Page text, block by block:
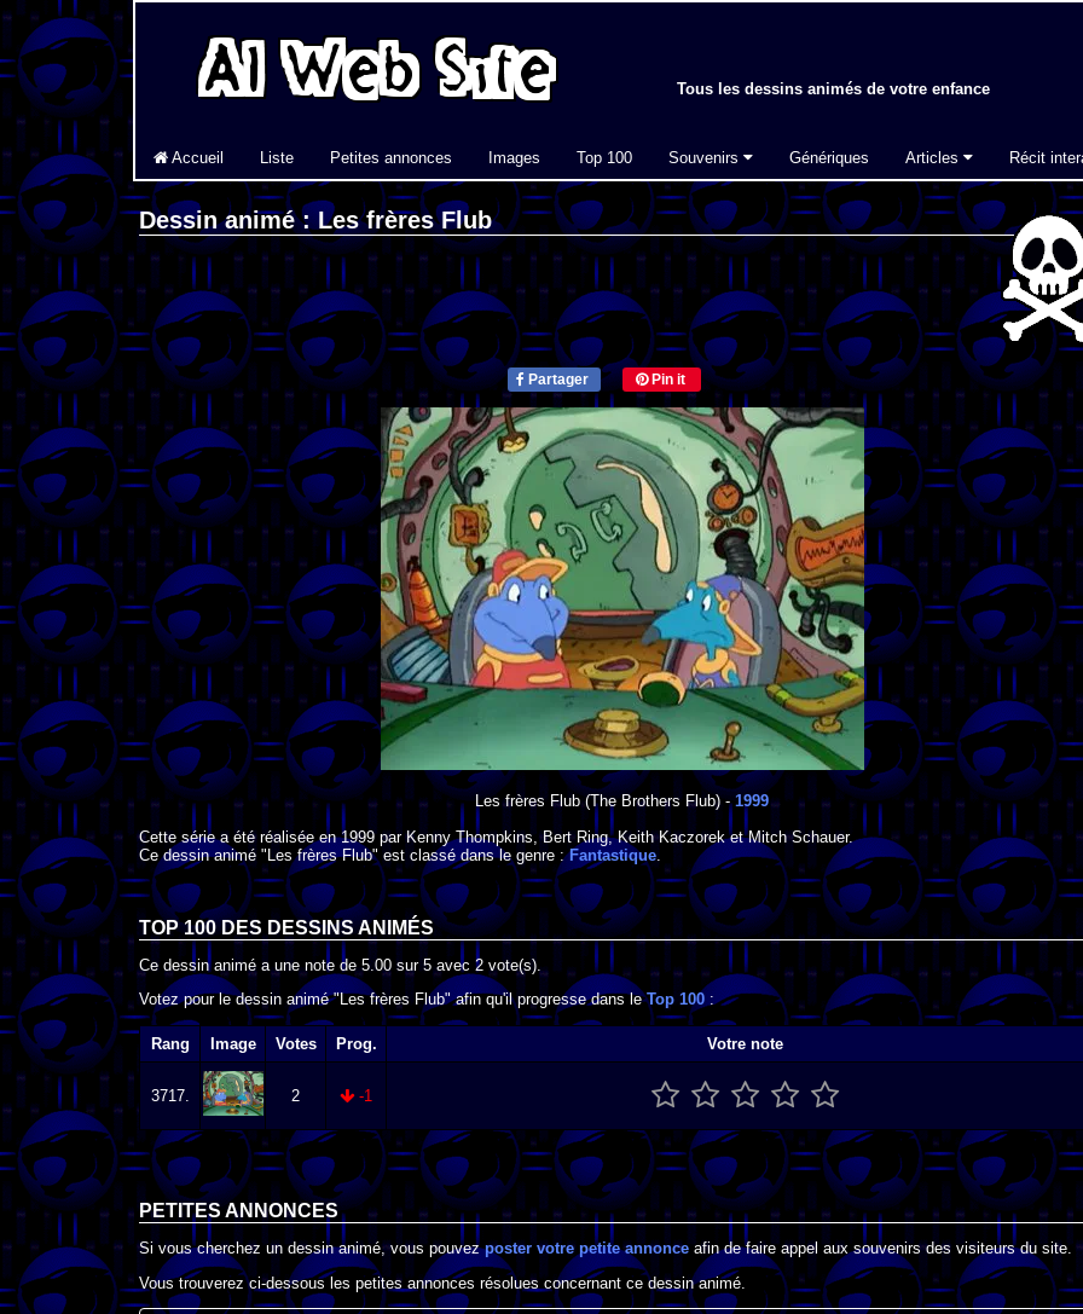
Tous les dessins animés de votre enfance
Accueil Liste Petites annonces Images Top 100 Souvenirs Génériques Articles Récit
Dessin animé : Les frères Flub
Partager Pin it
Les frères Flub(The Brothers Flub) -1999
Cette série a été réalisée en1999parKenny Thompkins,Bert Ring,Keith KaczoreketMitch Schauer.
Ce dessin animé "Les frères Flub" est classé dans le genre :Fantastique.
TOP 100 DES DESSINS ANIMÉS
Ce dessin animé a une note de 5.00 sur 5 avec 2 vote(s).
Votez pour le dessin animé "Les frères Flub" afin qu'il progresse dans leTop 100 :
Rang Image Votes Prog. Votre note
3717. 2 -1
PETITES ANNONCES
Si vous cherchez un dessin animé, vous pouvezposter votre petite annonce afin de faire appel aux souvenirs des visiteurs du site.
Vous trouverez ci-dessous les petites annonces résolues concernant ce dessin animé.